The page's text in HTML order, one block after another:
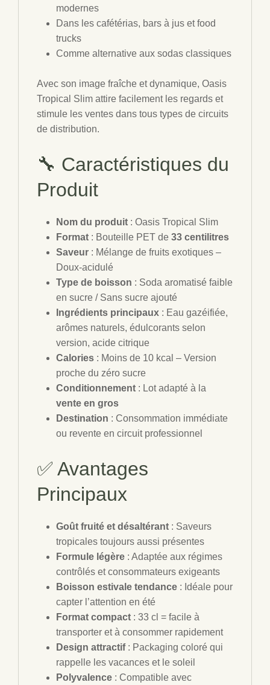
modernes
Dans les cafétérias, bars à jus et food
trucks
Comme alternative aux sodas classiques
Avec son image fraîche et dynamique, Oasis
Tropical Slim attire facilement les regards et
stimule les ventes dans tous types de circuits
de distribution.
🔧 Caractéristiques du
Produit
Nom du produit : Oasis Tropical Slim
Format : Bouteille PET de 33 centilitres
Saveur : Mélange de fruits exotiques –
Doux-acidulé
Type de boisson : Soda aromatisé faible
en sucre / Sans sucre ajouté
Ingrédients principaux : Eau gazéifiée,
arômes naturels, édulcorants selon
version, acide citrique
Calories : Moins de 10 kcal – Version
proche du zéro sucre
Conditionnement : Lot adapté à la
vente en gros
Destination : Consommation immédiate
ou revente en circuit professionnel
✅ Avantages
Principaux
Goût fruité et désaltérant : Saveurs
tropicales toujours aussi présentes
Formule légère : Adaptée aux régimes
contrôlés et consommateurs exigeants
Boisson estivale tendance : Idéale pour
capter l’attention en été
Format compact : 33 cl = facile à
transporter et à consommer rapidement
Design attractif : Packaging coloré qui
rappelle les vacances et le soleil
Polyvalence : Compatible avec